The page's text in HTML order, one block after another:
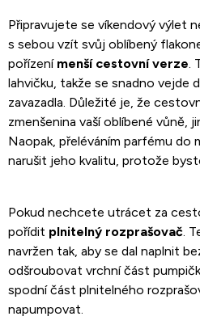
Připravujete se víkendový výlet
s sebou vzít svůj oblíbený
pořízení menší cestovní verze
lahvičku, takže se snadno vejde
zavazadla. Důležité je, že
zmenšenina vaší oblíbené vůně,
Naopak, přeléváním parfému do
narušit jeho kvalitu, protože
Pokud nechcete utrácet za
pořídit plnitelný rozprašovač .
navržen tak, aby se dal naplnit
odšroubovat vrchní část
spodní část plnitelného
napumpovat.